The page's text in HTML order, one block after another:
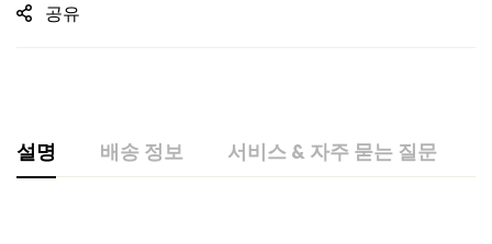
공유
설명 배송 정보 서비스 & 자주 묻는 질문